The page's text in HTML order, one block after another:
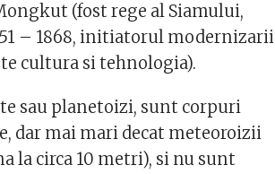
(fost rege al Siamului,
– 1868, initiatorul modernizarii
cultura si tehnologia).
sau planetoizi, sunt corpuri
dar mai mari decat meteoroizii
la circa 10 metri), si nu sunt